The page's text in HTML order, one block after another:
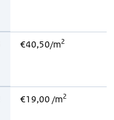
€40,50/m2
€19,00 /m2